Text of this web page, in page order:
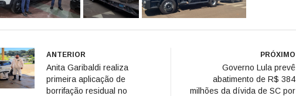
ANTERIOR
Anita Garibaldi realiza
primeira aplicação de
borrifação residual no
PRÓXIMO
Governo Lula prevê
abatimento de R$ 384
milhões da dívida de SC por